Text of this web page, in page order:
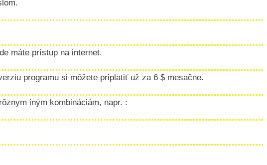
máte prístup na internet.
programu si môžete priplatiť už za 6 $ mesačne.
iným kombináciám, napr. :